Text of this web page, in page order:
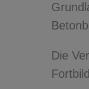
Die